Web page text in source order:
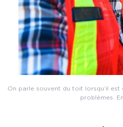
On parle souvent du toit lorsqu’il
problèmes.